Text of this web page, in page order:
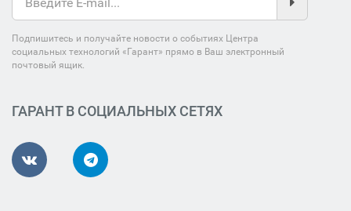
Подпишитесь и получайте новости о событиях Центра
социальных технологий «Гарант» прямо в Ваш электронный
почтовый ящик.
ГАРАНТ В СОЦИАЛЬНЫХ СЕТЯХ